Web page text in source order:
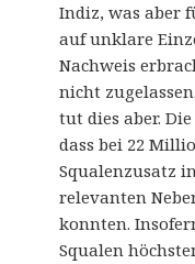
Indiz, was aber
auf unklare
Nachweis
nicht
tut dies aber.
dass bei 22
Squalenzusatz
relevanten
konnten.
Squalen